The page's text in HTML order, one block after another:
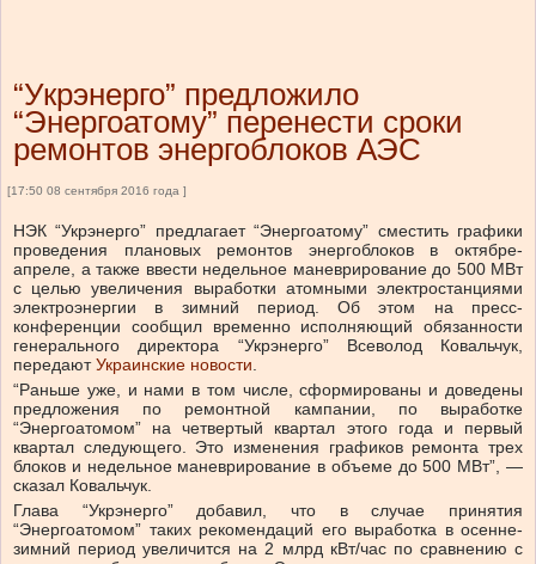
“Укрэнерго” предложило
“Энергоатому” перенести сроки
ремонтов энергоблоков АЭС
[17:50 08 сентября 2016 года ]
НЭК “Укрэнерго” предлагает “Энергоатому” сместить графики
проведения плановых ремонтов энергоблоков в октябре-
апреле, а также ввести недельное маневрирование до 500 МВт
с целью увеличения выработки атомными электростанциями
электроэнергии в зимний период. Об этом на пресс-
конференции сообщил временно исполняющий обязанности
генерального директора “Укрэнерго” Всеволод Ковальчук,
передаютУкраинские новости.
“Раньше уже, и нами в том числе, сформированы и доведены
предложения по ремонтной кампании, по выработке
“Энергоатомом” на четвертый квартал этого года и первый
квартал следующего. Это изменения графиков ремонта трех
блоков и недельное маневрирование в объеме до 500 МВт”, —
сказал Ковальчук.
Глава “Укрэнерго” добавил, что в случае принятия
“Энергоатомом” таких рекомендаций его выработка в осенне-
зимний период увеличится на 2 млрд кВт/час по сравнению с